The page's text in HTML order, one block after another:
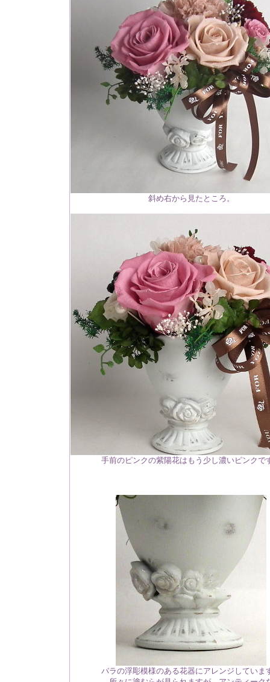
斜め右から見たところ。
手前のピンクの紫陽花はもう少し濃いピンクで
バラの浮彫模様のある花器にアレンジしていま